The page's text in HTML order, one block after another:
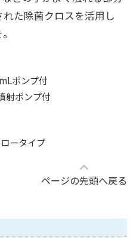
た除菌クロスを活用し
ポンプ付
射ポンプ付
ータイプ
ページの先頭へ戻る